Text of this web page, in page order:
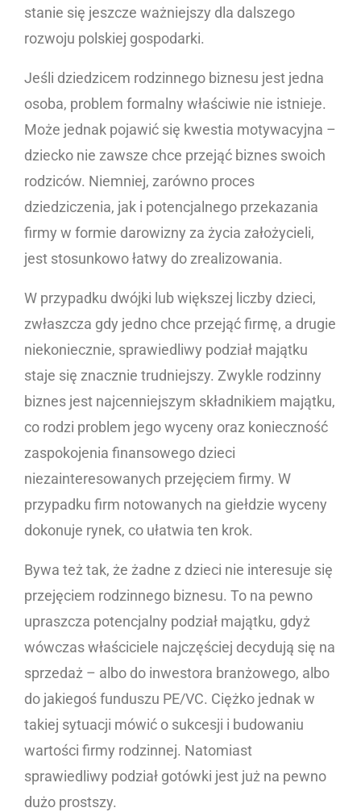
stanie się jeszcze ważniejszy dla dalszego
rozwoju polskiej gospodarki.
Jeśli dziedzicem rodzinnego biznesu jest jedna
osoba, problem formalny właściwie nie istnieje.
Może jednak pojawić się kwestia motywacyjna –
dziecko nie zawsze chce przejąć biznes swoich
rodziców. Niemniej, zarówno proces
dziedziczenia, jak i potencjalnego przekazania
firmy w formie darowizny za życia założycieli,
jest stosunkowo łatwy do zrealizowania.
W przypadku dwójki lub większej liczby dzieci,
zwłaszcza gdy jedno chce przejąć firmę, a drugie
niekoniecznie, sprawiedliwy podział majątku
staje się znacznie trudniejszy. Zwykle rodzinny
biznes jest najcenniejszym składnikiem majątku,
co rodzi problem jego wyceny oraz konieczność
zaspokojenia finansowego dzieci
niezainteresowanych przejęciem firmy. W
przypadku firm notowanych na giełdzie wyceny
dokonuje rynek, co ułatwia ten krok.
Bywa też tak, że żadne z dzieci nie interesuje się
przejęciem rodzinnego biznesu. To na pewno
upraszcza potencjalny podział majątku, gdyż
wówczas właściciele najczęściej decydują się na
sprzedaż – albo do inwestora branżowego, albo
do jakiegoś funduszu PE/VC. Ciężko jednak w
takiej sytuacji mówić o sukcesji i budowaniu
wartości firmy rodzinnej. Natomiast
sprawiedliwy podział gotówki jest już na pewno
dużo prostszy.